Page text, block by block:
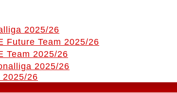
2025/26
Future Team 2025/26
Team 2025/26
2025/26
2025/26